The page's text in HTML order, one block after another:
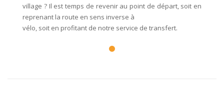
village ? Il est temps de revenir au point de départ, soit en
reprenant la route en sens inverse à
vélo, soit en profitant de notre service de transfert.